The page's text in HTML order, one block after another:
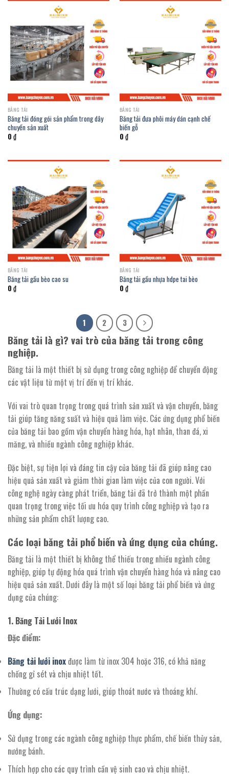
BĂNG TẢI
Băng tải đóng gói sản phẩm trong dây
chuyền sản xuất
0 ₫
BĂNG TẢI
Băng tải đưa phôi máy dán cạnh chế
biến gỗ
0 ₫
BĂNG TẢI
Băng tải gầu bèo cao su
0 ₫
BĂNG TẢI
Băng tải gầu nhựa hdpe tai bèo
0 ₫
1 2 3
Băng tải là gì? vai trò của băng tải trong công
nghiệp.
Băng tải là một thiết bị sử dụng trong công nghiệp để chuyển động
các vật liệu từ một vị trí đến vị trí khác.
Với vai trò quan trọng trong quá trình sản xuất và vận chuyển, băng
tải giúp tăng năng suất và hiệu quả làm việc. Các ứng dụng phổ biến
của băng tải bao gồm vận chuyển hàng hóa, hạt nhân, than đá, xi
măng, và nhiều ngành công nghiệp khác.
Đặc biệt, sự tiện lợi và đáng tin cậy của băng tải đã giúp nâng cao
hiệu quả sản xuất và giảm thời gian làm việc của con người. Với
công nghệ ngày càng phát triển, băng tải đã trở thành một phần
quan trọng trong việc tối ưu hóa quy trình công nghiệp và tạo ra
những sản phẩm chất lượng cao.
Các loại băng tải phổ biến và ứng dụng của chúng.
Băng tải là một thiết bị không thể thiếu trong nhiều ngành công
nghiệp, giúp tự động hóa quá trình vận chuyển hàng hóa và nâng cao
hiệu quả sản xuất. Dưới đây là một số loại băng tải phổ biến và ứng
dụng của chúng:
1. Băng Tải Lưới Inox
Đặc điểm:
Băng tải lưới inoxđược làm từ inox 304 hoặc 316, có khả năng
chống gỉ sét và chịu nhiệt tốt.
Thường có cấu trúc dạng lưới, giúp thoát nước và thoáng khí.
Ứng dụng:
Sử dụng trong các ngành công nghiệp thực phẩm, chế biến thủy sản,
nướng bánh.
Thích hợp cho các quy trình cần vệ sinh cao và chịu nhiệt.